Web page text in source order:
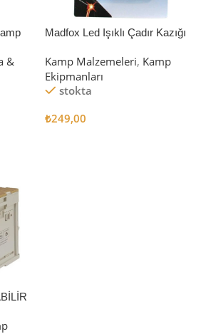
&
Madfox Led Işıklı Çadır Kazığı
Kamp Malzemeleri, Kamp
Ekipmanları
stokta
₺249,00